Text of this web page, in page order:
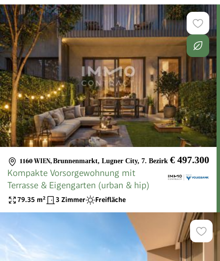
1160 WIEN, Brunnenmarkt, Lugner City, 7. Bezirk € 497.300
Kompakte Vorsorgewohnung mit
Terrasse & Eigengarten (urban & hip)
79.35 m² 3 Zimmer Freifläche